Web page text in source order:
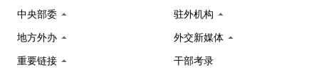
中央部委 驻外机构
地方外办 外交新媒体
重要链接 干部考录